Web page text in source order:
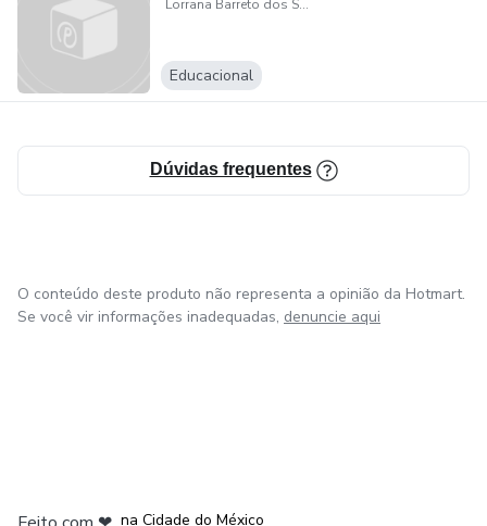
Lorrana Barreto dos Santos
Educacional
Dúvidas frequentes
O conteúdo deste produto não representa a opinião da Hotmart.
Se você vir informações inadequadas, denuncie aqui
na Cidade do México